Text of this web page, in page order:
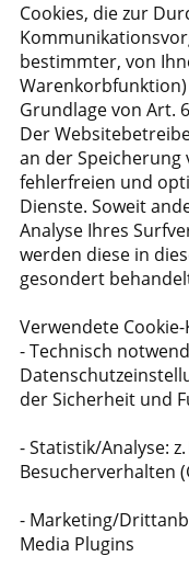
Cookies, die zur
bestimmter, von
Grundlage von Art.
Der
an der Speicherung
fehlerfreien und
Dienste. Soweit
Analyse Ihres
werden diese in
gesondert
Verwendete
- Technisch
der Sicherheit und
- Statistik/Analyse:
Besucherverhalten
- Marketing/
Media Plugins